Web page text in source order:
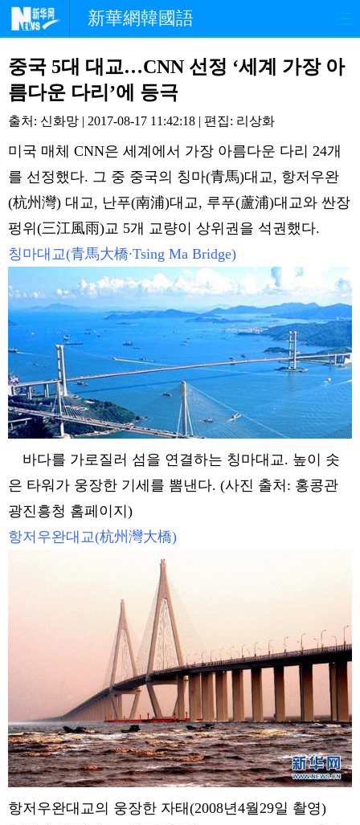
新華網韓國語
홈페이지 최신뉴스 정치
경제 사회
연예 관광 오피니언
생생 중국어
중국 5대 대교…CNN 선정 ‘세계 가장 아
름다운 다리’에 등극
출처: 신화망 | 2017-08-17 11:42:18 | 편집: 리상화
미국 매체 CNN은 세계에서 가장 아름다운 다리 24개
를 선정했다. 그 중 중국의 칭마(青馬)대교, 항저우완
(杭州灣) 대교, 난푸(南浦)대교, 루푸(蘆浦)대교와 싼장
펑위(三江風雨)교 5개 교량이 상위권을 석권했다.
칭마대교(青馬大橋∙Tsing Ma Bridge)
바다를 가로질러 섬을 연결하는 칭마대교. 높이 솟
은 타워가 웅장한 기세를 뽐낸다. (사진 출처: 홍콩관
광진흥청 홈페이지)
항저우완대교(杭州灣大橋)
항저우완대교의 웅장한 자태(2008년4월29일 촬영)